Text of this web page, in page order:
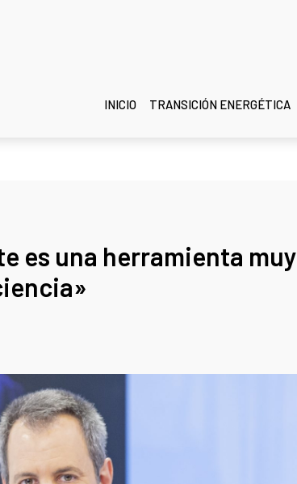
INICIO TRANSICIÓN ENERGÉTICA
es una herramienta muy